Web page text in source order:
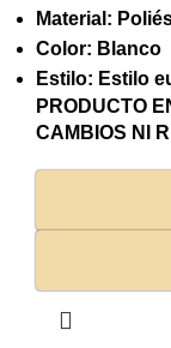
Material:
Color: Blanco
Estilo: Estilo
PRODUCTO
CAMBIOS NI